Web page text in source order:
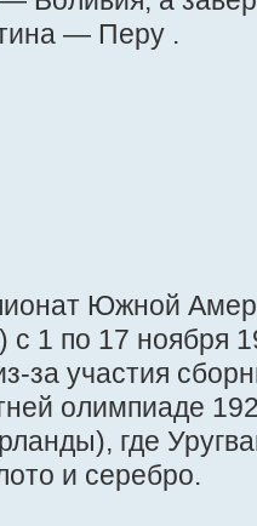
— Перу .
Южной
с 1 по 17 ноября
за участия
олимпиаде
где
и серебро.